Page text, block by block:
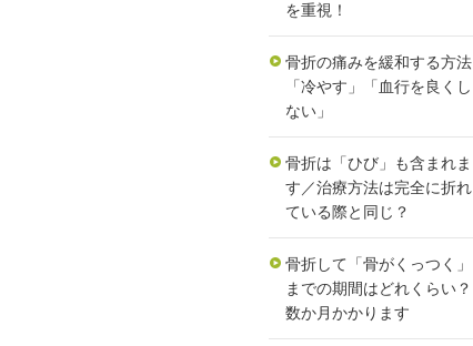
を重視！
骨折の痛みを緩和する方法
「冷やす」「血行を良くし
ない」
骨折は「ひび」も含まれま
す／治療方法は完全に折れ
ている際と同じ？
骨折して「骨がくっつく」
までの期間はどれくらい？
数か月かかります